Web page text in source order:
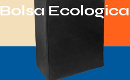
Bolsa Ecologica